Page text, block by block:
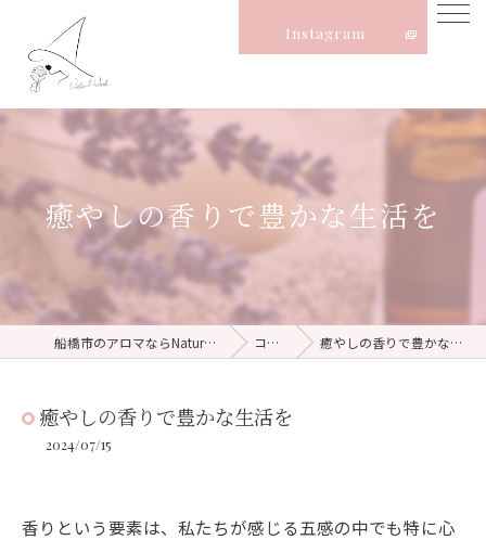
Instagram
癒やしの香りで豊かな生活を
船橋市のアロマならNatural Witch コラム 癒やしの香りで豊かな生活を
癒やしの香りで豊かな生活を
2024/07/15
香りという要素は、私たちが感じる五感の中でも特に心